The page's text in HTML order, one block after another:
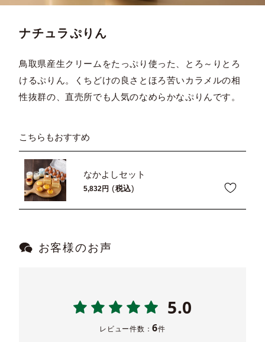
ナチュラぷりん
鳥取県産生クリームをたっぷり使った、とろ～りとろ
けるぷりん。くちどけの良さとほろ苦いカラメルの相
性抜群の、直売所でも人気のなめらかなぷりんです。
こちらもおすすめ
なかよしセット
5,832 税込
お客様のお声
5.0
レビュー件数：6件